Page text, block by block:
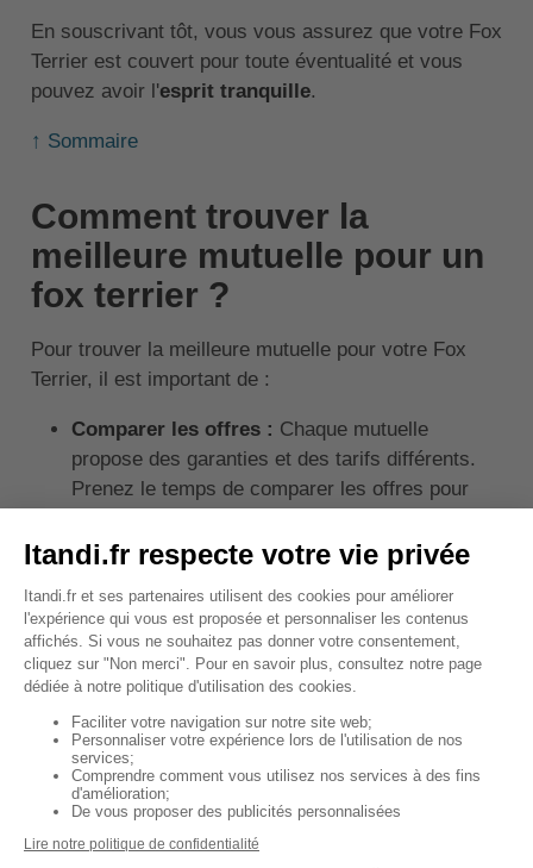
En souscrivant tôt, vous vous assurez que votre Fox
Terrier est couvert pour toute éventualité et vous
pouvez avoir l'esprit tranquille.
↑ Sommaire
Comment trouver la
meilleure mutuelle pour un
fox terrier ?
Pour trouver la meilleure mutuelle pour votre Fox
Terrier, il est important de :
Comparer les offres : Chaque mutuelle
propose des garanties et des tarifs différents.
Prenez le temps de comparer les offres pour
besoins et à votre budget.
chien :Certains problèmes de santé sont plus
fréquents chez le Fox Terrier. Assurez-vous que
la mutuelle que vous choisissez couvre ces
conditions.
Lire les petites lignes :Assurez-vous de
comprendre toutes les conditions de la mutuelle,
y compris les exclusions et les limites de
couverture.